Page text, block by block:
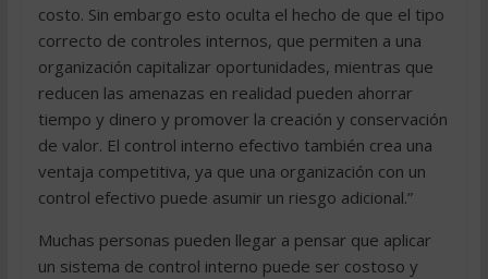
costo. Sin embargo esto oculta el hecho de que el tipo
correcto de controles internos, que permiten a una
organización capitalizar oportunidades, mientras que
reducen las amenazas en realidad pueden ahorrar
tiempo y dinero y promover la creación y conservación
de valor. El control interno efectivo también crea una
ventaja competitiva, ya que una organización con un
control efectivo puede asumir un riesgo adicional.”
Muchas personas pueden llegar a pensar que aplicar
un sistema de control interno puede ser costoso y